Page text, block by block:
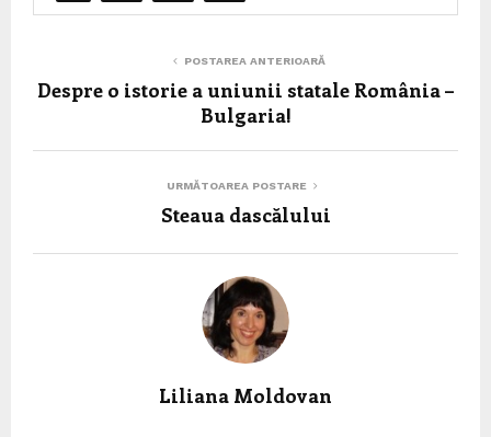
POSTAREA ANTERIOARĂ
Despre o istorie a uniunii statale România –
Bulgaria!
URMĂTOAREA POSTARE
Steaua dascălului
Liliana Moldovan